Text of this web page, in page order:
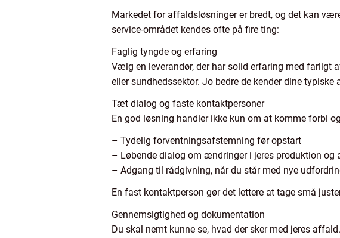
Markedet for affaldsløsninger er bredt, og det kan
service-området kendes ofte på fire ting:
Faglig tyngde og erfaring
Vælg en leverandør, der har solid erfaring med farligt
eller sundhedssektor. Jo bedre de kender dine
Tæt dialog og faste kontaktpersoner
En god løsning handler ikke kun om at komme forbi
– Tydelig forventningsafstemning før opstart
– Løbende dialog om ændringer i jeres produktion og
– Adgang til rådgivning, når du står med nye
En fast kontaktperson gør det lettere at tage små
Gennemsigtighed og dokumentation
Du skal nemt kunne se, hvad der sker med jeres